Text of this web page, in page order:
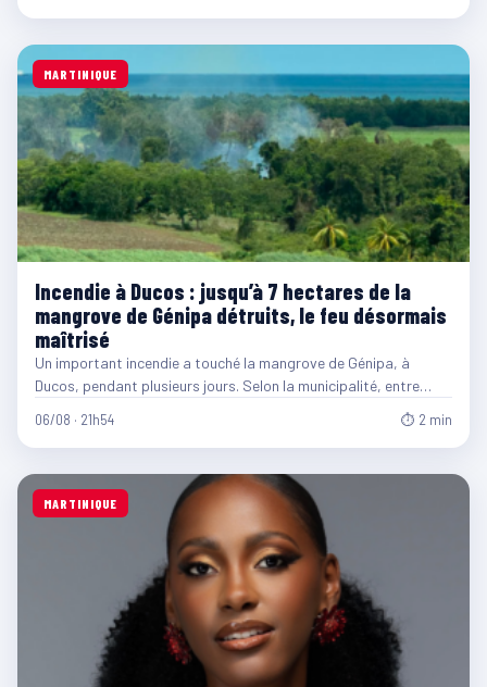
MARTINIQUE
Incendie à Ducos : jusqu’à 7 hectares de la
mangrove de Génipa détruits, le feu désormais
maîtrisé
Un important incendie a touché la mangrove de Génipa, à
Ducos, pendant plusieurs jours. Selon la municipalité, entre…
06/08 · 21h54 ⏱ 2 min
MARTINIQUE